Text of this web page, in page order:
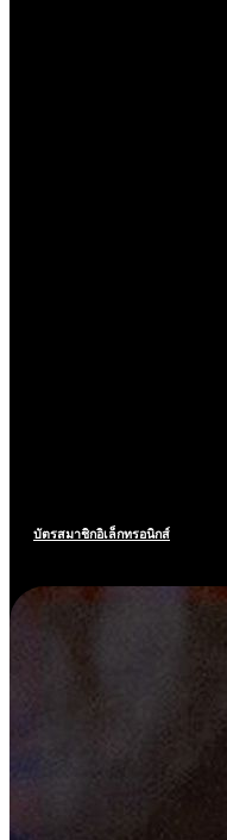
บัตรสมาชิกอิเล็กทรอนิกส์